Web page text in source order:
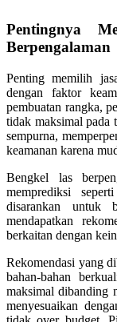
Pentingnya
Berpengalaman
Penting memilih
dengan faktor
pembuatan rangka,
tidak maksimal pada
sempurna,
keamanan karena
Bengkel las
memprediksi
disarankan untuk
mendapatkan
berkaitan dengan
Rekomendasi yang
bahan-bahan
maksimal dibanding
menyesuaikan